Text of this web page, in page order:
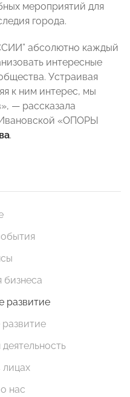
мероприятий для
города.
абсолютно каждый
интересные
Устраивая
к ним интерес, мы
— рассказала
«ОПОРЫ
.
бизнеса
развитие
нас